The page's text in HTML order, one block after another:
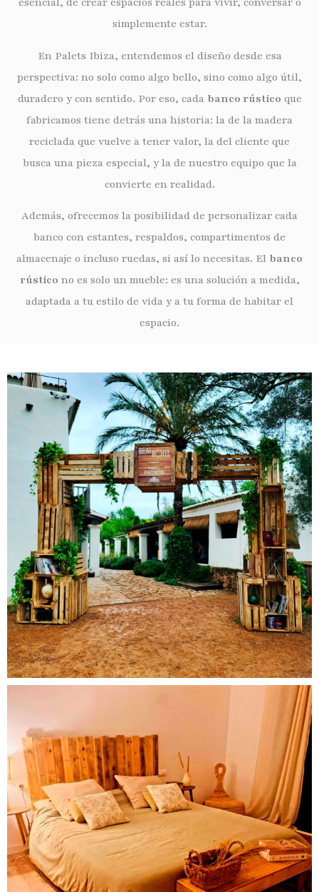
simplemente estar.
En Palets Ibiza, entendemos el diseño desde esa
perspectiva: no solo como algo bello, sino como algo útil,
duradero y con sentido. Por eso, cada banco rústico que
fabricamos tiene detrás una historia: la de la madera
reciclada que vuelve a tener valor, la del cliente que
busca una pieza especial, y la de nuestro equipo que la
convierte en realidad.
Además, ofrecemos la posibilidad de personalizar cada
banco con estantes, respaldos, compartimentos de
almacenaje o incluso ruedas, si así lo necesitas. El banco
rústico no es solo un mueble: es una solución a medida,
adaptada a tu estilo de vida y a tu forma de habitar el
espacio.